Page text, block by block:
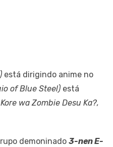
está dirigindo anime no
of Blue Steel) está
wa Zombie Desu Ka?,
demoninado 3-nen E-